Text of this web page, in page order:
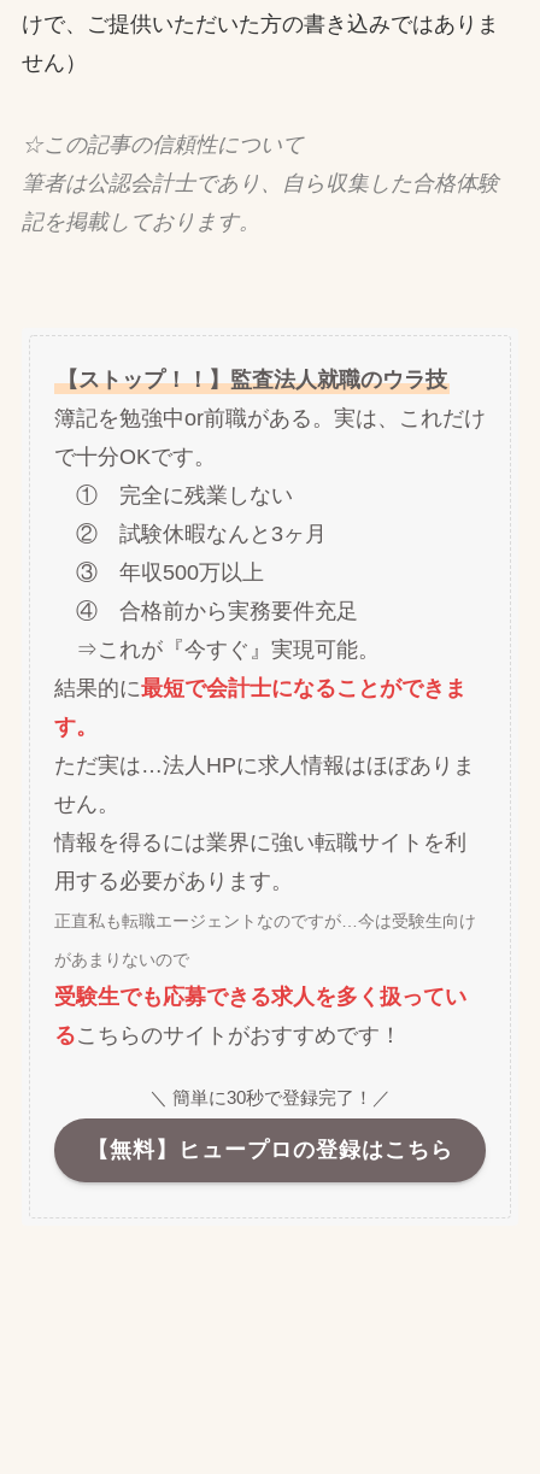
けで、ご提供いただいた方の書き込みではありま
せん）
☆この記事の信頼性について
筆者は公認会計士であり、自ら収集した合格体験
記を掲載しております。
【ストップ！！】監査法人就職のウラ技
簿記を勉強中or前職がある。実は、これだけ
で十分OKです。
① 完全に残業しない
② 試験休暇なんと3ヶ月
③ 年収500万以上
④ 合格前から実務要件充足
⇒これが『今すぐ』実現可能。
結果的に最短で会計士になることができま
す。
ただ実は…法人HPに求人情報はほぼありま
せん。
情報を得るには業界に強い転職サイトを利
用する必要があります。
正直私も転職エージェントなのですが…今は受験生向け
があまりないので
受験生でも応募できる求人を多く扱ってい
るこちらのサイトがおすすめです！
＼ 簡単に30秒で登録完了！／
【無料】ヒュープロの登録はこちら